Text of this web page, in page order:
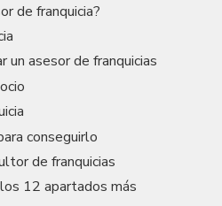
de franquicia?
un asesor de franquicias
conseguirlo
de franquicias
12 apartados más